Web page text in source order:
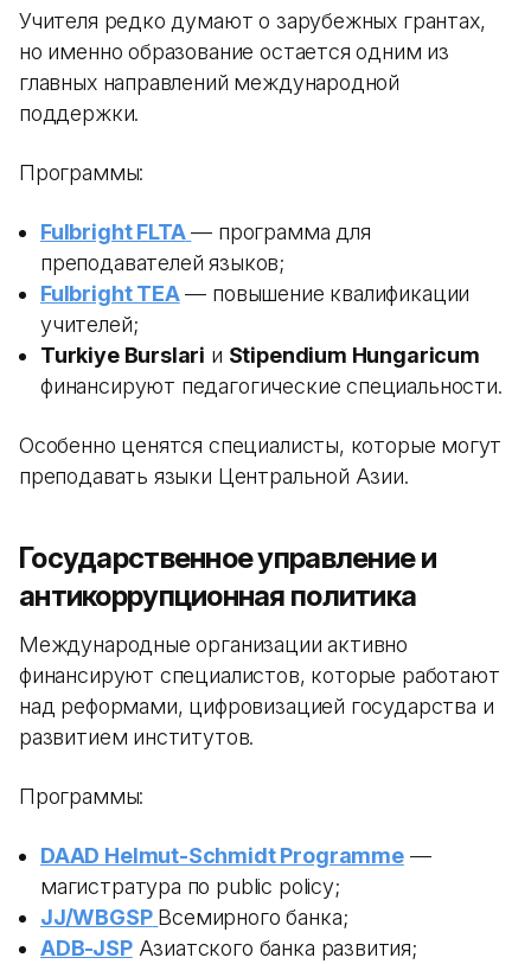
Учителя редко думают о зарубежных грантах,
но именно образование остается одним из
главных направлений международной
поддержки.
Программы:
Fulbright FLTA — программа для
преподавателей языков;
Fulbright TEA— повышение квалификации
учителей;
Turkiye Burslari и Stipendium Hungaricum
финансируют педагогические специальности.
Особенно ценятся специалисты, которые могут
преподавать языки Центральной Азии.
Государственное управление и
антикоррупционная политика
Международные организации активно
финансируют специалистов, которые работают
над реформами, цифровизацией государства и
развитием институтов.
Программы:
DAAD Helmut-Schmidt Programme—
магистратура по public policy;
JJ/WBGSP Всемирного банка;
ADB-JSPАзиатского банка развития;